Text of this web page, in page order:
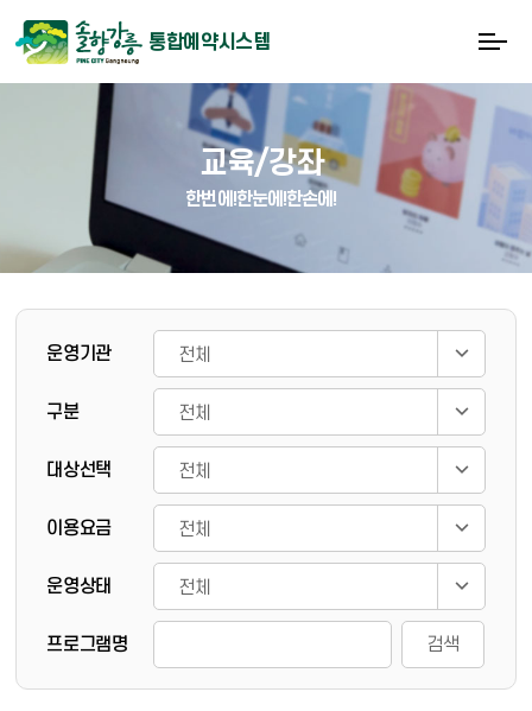
통합예약시스템
교육/강좌
한번에!한눈에!한손에!
운영기관
구분
대상선택
이용요금
운영상태
프로그램명 검색